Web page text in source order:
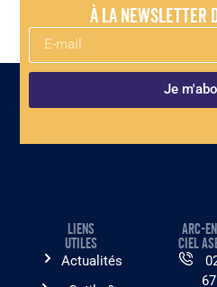
à la newsletter
Je
LIENS
UTILES
Actualités
ARC-
CIEL